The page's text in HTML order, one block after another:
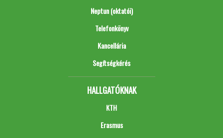
Neptun (oktatói)
Telefonkönyv
Kancellária
Segítségkérés
HALLGATÓKNAK
KTH
Erasmus